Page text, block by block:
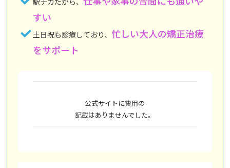
すい
土日祝も診療しており、 忙しい大人の矯正治療
をサポート
公式サイトに費用の
記載はありませんでした。